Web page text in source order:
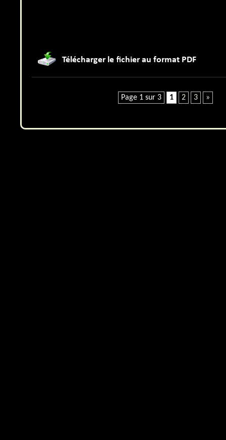
Page 1 sur 3 1 2 3 »